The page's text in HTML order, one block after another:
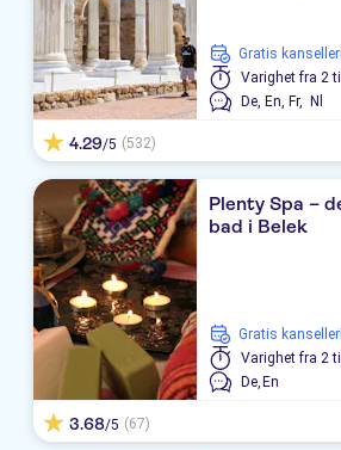
Belconti Resort Hotel
Club Mega Saray
Kirman Belazur Resort & Spa
Kaya Belek
Sherwood Dreams Resort
SENSITIVE PREMIUM RESORT
Crystal Tat Beach Golf Resort & Spa
Xanadu Resort
Voyage Belek Golf & Spa
Gratis
Varighet fra 2
De, En, Fr, Nl
4.29/5 (532)
Plenty Spa –
bad i Belek
Gratis
Varighet fra 2
De,En
3.68/5 (67)